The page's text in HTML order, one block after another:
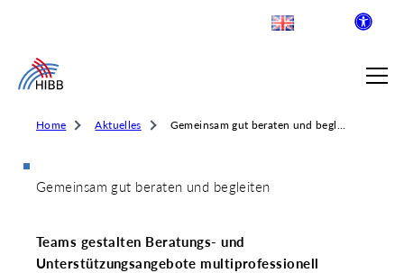
INSTITUT FÜR BERUFLICHE
Home Aktuelles Gemeinsam gut beraten und begleiten
Gemeinsam gut beraten und begleiten
Teams gestalten Beratungs- und
Unterstützungsangebote multiprofessionell